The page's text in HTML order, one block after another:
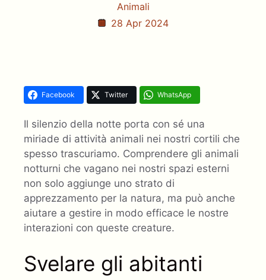
Animali
28 Apr 2024
Facebook Twitter WhatsApp
Il silenzio della notte porta con sé una
miriade di attività animali nei nostri cortili che
spesso trascuriamo. Comprendere gli animali
notturni che vagano nei nostri spazi esterni
non solo aggiunge uno strato di
apprezzamento per la natura, ma può anche
aiutare a gestire in modo efficace le nostre
interazioni con queste creature.
Svelare gli abitanti